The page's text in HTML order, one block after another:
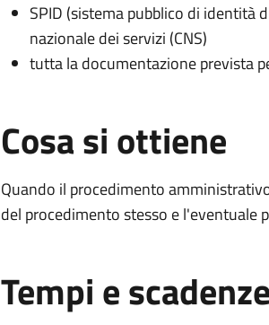
SPID (sistema pubblico di identità
nazionale dei servizi (CNS)
tutta la documentazione prevista
Cosa si ottiene
Quando il procedimento
del procedimento stesso e l'eventuale
Tempi e scadenze